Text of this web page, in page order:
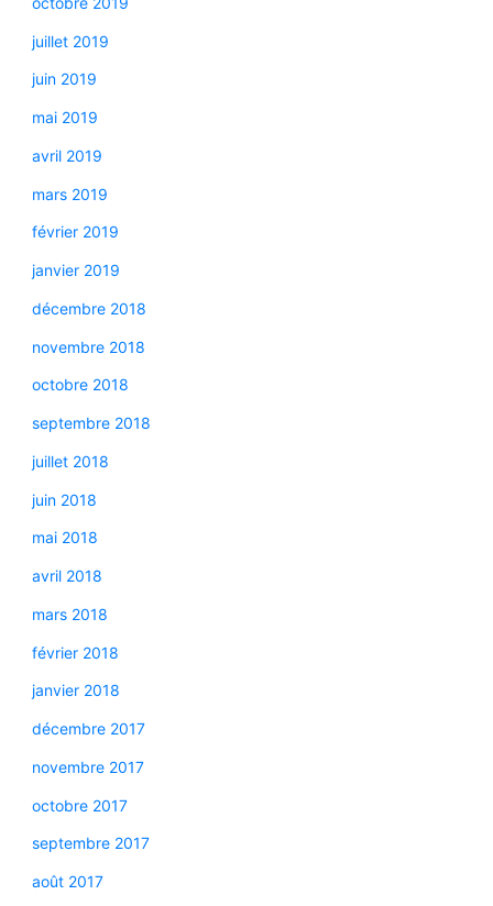
juillet 2019
juin 2019
mai 2019
avril 2019
mars 2019
février 2019
janvier 2019
décembre 2018
novembre 2018
octobre 2018
septembre 2018
juillet 2018
juin 2018
mai 2018
avril 2018
mars 2018
février 2018
janvier 2018
décembre 2017
novembre 2017
octobre 2017
septembre 2017
août 2017